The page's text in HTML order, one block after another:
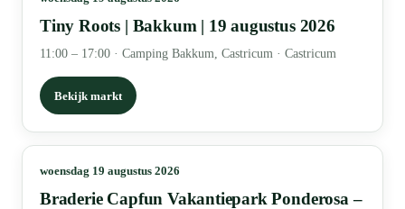
Tiny Roots | Bakkum | 19 augustus 2026
11:00 – 17:00 · Camping Bakkum, Castricum · Castricum
Bekijk markt
woensdag 19 augustus 2026
Braderie Capfun Vakantiepark Ponderosa –